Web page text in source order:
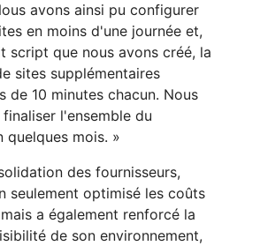
avons ainsi pu configurer
en moins d'une journée et,
script que nous avons créé, la
sites supplémentaires
de 10 minutes chacun. Nous
l'ensemble du
quelques mois. »
des fournisseurs,
seulement optimisé les coûts
a également renforcé la
de son environnement,